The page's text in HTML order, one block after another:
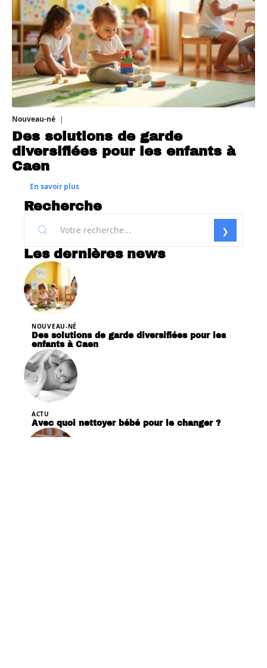
Nouveau-né
Des solutions de garde
diversifiées pour les enfants à
Caen
En savoir plus
Recherche
Les dernières news
NOUVEAU-NÉ
Des solutions de garde diversifiées pour les
enfants à Caen
ACTU
Avec quoi nettoyer bébé pour le changer ?